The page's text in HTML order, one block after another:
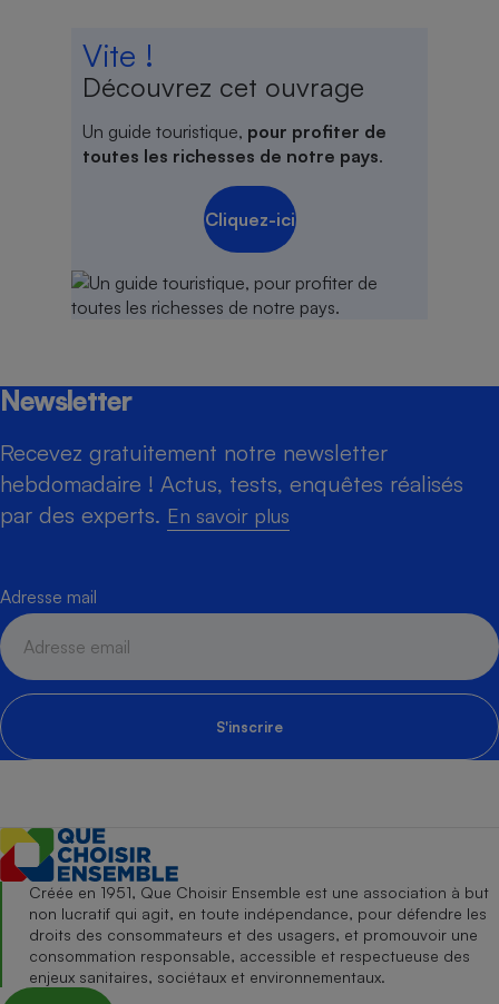
Vite !
Découvrez cet ouvrage
Un guide touristique, pour profiter de
toutes les richesses de notre pays.
Cliquez-ici
Newsletter
Recevez gratuitement notre newsletter
hebdomadaire ! Actus, tests, enquêtes réalisés
par des experts. En savoir plus
Adresse mail
S'inscrire
Créée en 1951, Que Choisir Ensemble est une association à but
non lucratif qui agit, en toute indépendance, pour défendre les
droits des consommateurs et des usagers, et promouvoir une
consommation responsable, accessible et respectueuse des
enjeux sanitaires, sociétaux et environnementaux.